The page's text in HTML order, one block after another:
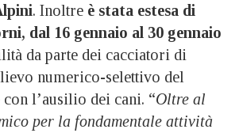
. Inoltre è stata estesa di
dal 16 gennaio al 30 gennaio
da parte dei cacciatori di
numerico-selettivo del
l’ausilio dei cani. “Oltre al
per la fondamentale attività